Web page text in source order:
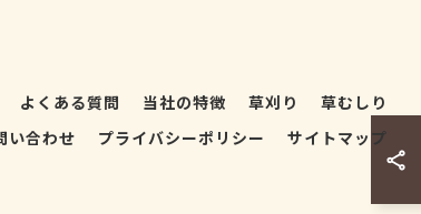
よくある質問 当社の特徴 草刈り
草むしり
い合わせ プライバシーポリシー サイトマップ